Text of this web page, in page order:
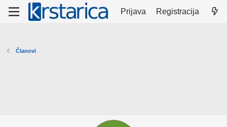
Prijava Registracija
Članovi